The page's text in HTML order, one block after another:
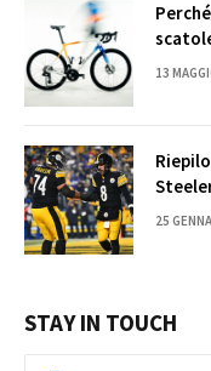
13
25
STAY IN TOUCH